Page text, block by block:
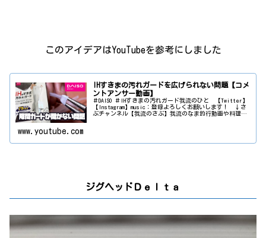
このアイデアはYouTubeを参考にしました
IHすきまの汚れガードを広げられない問題【コメ
ントアンサー動画】
＃DAISO ＃IHすきまの汚れガード我流のひと 【Twitter】
【Instagram】music：登録よろしくお願いします！ ↓さ
ぶチャンネル【我流のさぶ】我流のなま釣行動画や料理、
www.youtube.com
ジグヘッドＤｅｌｔａ